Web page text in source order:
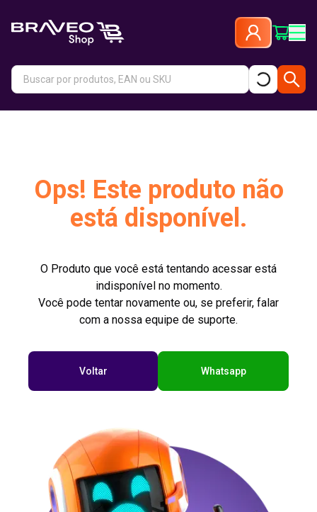
Ops! Este produto não
está disponível.
O Produto que você está tentando acessar está
indisponível no momento.
Você pode tentar novamente ou, se preferir, falar
com a nossa equipe de suporte.
Voltar Whatsapp